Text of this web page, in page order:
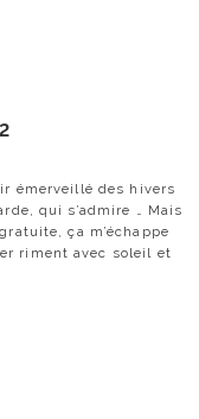
émerveillé des hivers
qui s’admire … Mais
ça m’échappe
riment avec soleil et